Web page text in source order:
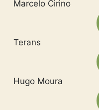
Marcelo Cirino
Terans
Hugo Moura